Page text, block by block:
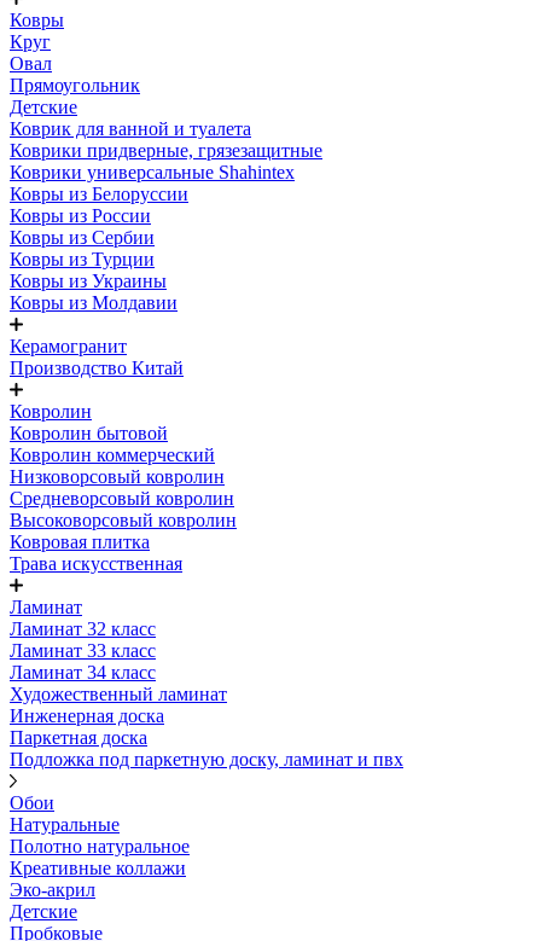
Ковры
Круг
Овал
Прямоугольник
Детские
Коврик для ванной и туалета
Коврики придверные, грязезащитные
Коврики универсальные Shahintex
Ковры из Белоруссии
Ковры из России
Ковры из Сербии
Ковры из Турции
Ковры из Украины
Ковры из Молдавии
Керамогранит
Производство Китай
Ковролин
Ковролин бытовой
Ковролин коммерческий
Низковорсовый ковролин
Средневорсовый ковролин
Высоковорсовый ковролин
Ковровая плитка
Трава искусственная
Ламинат
Ламинат 32 класс
Ламинат 33 класс
Ламинат 34 класс
Художественный ламинат
Инженерная доска
Паркетная доска
Подложка под паркетную доску, ламинат и пвх
Обои
Натуральные
Полотно натуральное
Креативные коллажи
Эко-акрил
Детские
Пробковые